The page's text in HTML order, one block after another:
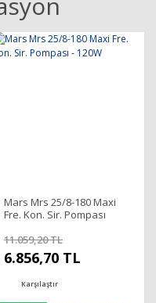
Mars Mrs 25/8-180 Maxi
Fre. Kon. Sir. Pompası
11.059,20 TL
6.856,70 TL
Karşılaştır